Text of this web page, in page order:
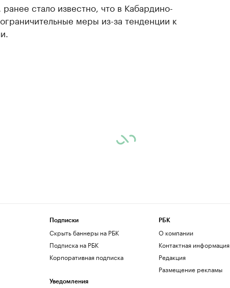
ранее стало известно, что в Кабардино-
меры из-за тенденции к
Подписки
Скрыть баннеры на РБК
Подписка на РБК
Корпоративная подписка
Уведомления
РБК
О компании
Контактная информация
Редакция
Размещение рекламы